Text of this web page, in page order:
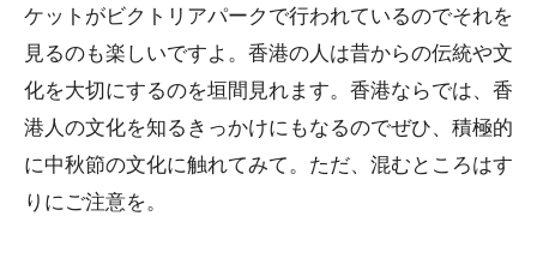
ケットがビクトリアパークで行われているのでそれを
見るのも楽しいですよ。香港の人は昔からの伝統や文
化を大切にするのを垣間見れます。香港ならでは、香
港人の文化を知るきっかけにもなるのでぜひ、積極的
に中秋節の文化に触れてみて。ただ、混むところはす
りにご注意を。